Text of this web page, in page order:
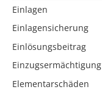
Einlagen
Einlagensicherung
Einlösungsbeitrag
Einzugsermächtigung
Elementarschäden